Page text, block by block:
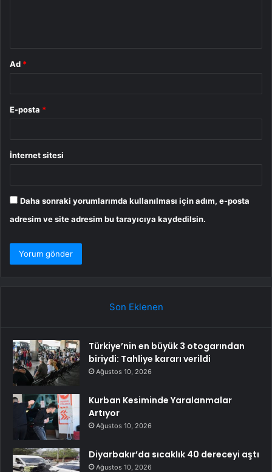
Ad *
E-posta *
İnternet sitesi
Daha sonraki yorumlarımda kullanılması için adım, e-posta
adresim ve site adresim bu tarayıcıya kaydedilsin.
Son Eklenen
Türkiye’nin en büyük 3 otogarından
biriydi: Tahliye kararı verildi
Ağustos 10, 2026
Kurban Kesiminde Yaralanmalar
Artıyor
Ağustos 10, 2026
Diyarbakır’da sıcaklık 40 dereceyi aştı
Ağustos 10, 2026